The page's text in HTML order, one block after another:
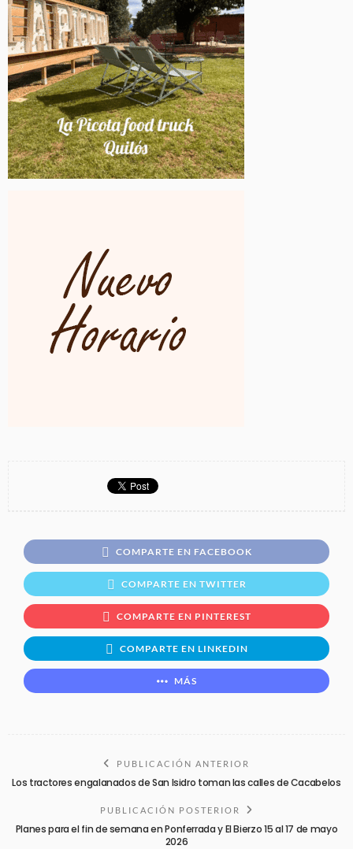
COMPARTE EN FACEBOOK
COMPARTE EN TWITTER
COMPARTE EN PINTEREST
COMPARTE EN LINKEDIN
MÁS
PUBLICACIÓN ANTERIOR
Los tractores engalanados de San Isidro toman las calles de Cacabelos
PUBLICACIÓN POSTERIOR
Planes para el fin de semana en Ponferrada y El Bierzo 15 al 17 de mayo
2026